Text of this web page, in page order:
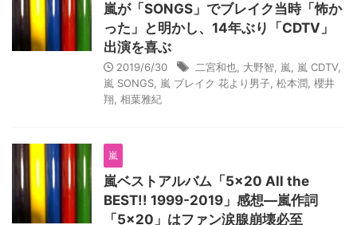
嵐が「SONGS」でブレイク当時「怖か
った」と明かし、14年ぶり「CDTV」
出演を喜ぶ
2019/6/30 二宮和也 大野智 嵐 嵐 CDTV,
嵐 SONGS 嵐 ブレイク 花より男子 松本潤 櫻井
翔 相葉雅紀
嵐
嵐ベストアルバム「5×20 All the
BEST!! 1999-2019」感想―嵐作詞
「5×20」はファン涙腺崩壊必至